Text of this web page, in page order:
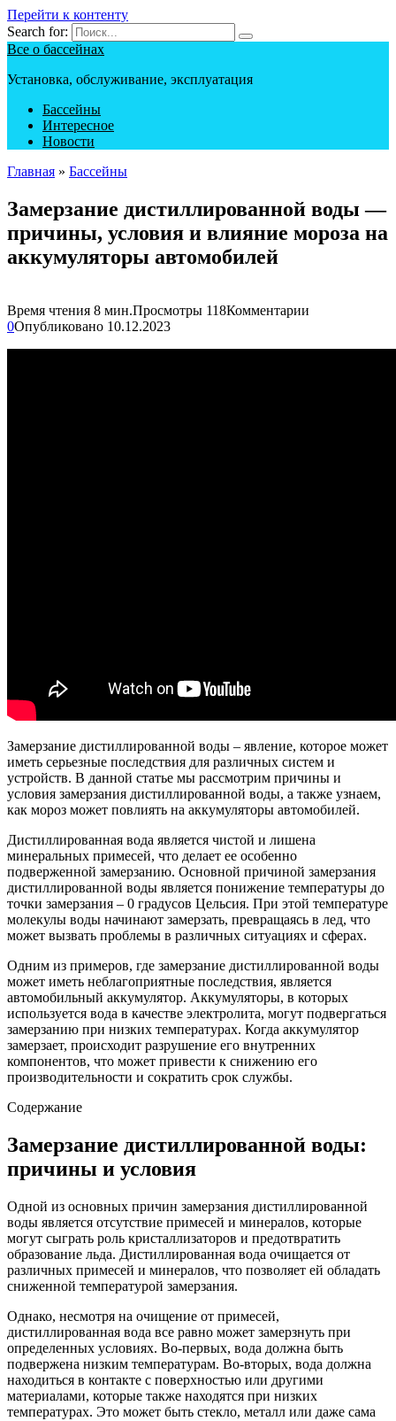
Перейти к контенту
Search for:
Все о бассейнах
Установка, обслуживание, эксплуатация
Бассейны
Интересное
Новости
Главная » Бассейны
Замерзание дистиллированной воды —
причины, условия и влияние мороза на
аккумуляторы автомобилей
Время чтения 8 мин.Просмотры 118Комментарии
0Опубликовано 10.12.2023
Замерзание дистиллированной воды – явление, которое может
иметь серьезные последствия для различных систем и
устройств. В данной статье мы рассмотрим причины и
условия замерзания дистиллированной воды, а также узнаем,
как мороз может повлиять на аккумуляторы автомобилей.
Дистиллированная вода является чистой и лишена
минеральных примесей, что делает ее особенно
подверженной замерзанию. Основной причиной замерзания
дистиллированной воды является понижение температуры до
точки замерзания – 0 градусов Цельсия. При этой температуре
молекулы воды начинают замерзать, превращаясь в лед, что
может вызвать проблемы в различных ситуациях и сферах.
Одним из примеров, где замерзание дистиллированной воды
может иметь неблагоприятные последствия, является
автомобильный аккумулятор. Аккумуляторы, в которых
используется вода в качестве электролита, могут подвергаться
замерзанию при низких температурах. Когда аккумулятор
замерзает, происходит разрушение его внутренних
компонентов, что может привести к снижению его
производительности и сократить срок службы.
Содержание
Замерзание дистиллированной воды:
причины и условия
Одной из основных причин замерзания дистиллированной
воды является отсутствие примесей и минералов, которые
могут сыграть роль кристаллизаторов и предотвратить
образование льда. Дистиллированная вода очищается от
различных примесей и минералов, что позволяет ей обладать
сниженной температурой замерзания.
Однако, несмотря на очищение от примесей,
дистиллированная вода все равно может замерзнуть при
определенных условиях. Во-первых, вода должна быть
подвержена низким температурам. Во-вторых, вода должна
находиться в контакте с поверхностью или другими
материалами, которые также находятся при низких
температурах. Это может быть стекло, металл или даже сама